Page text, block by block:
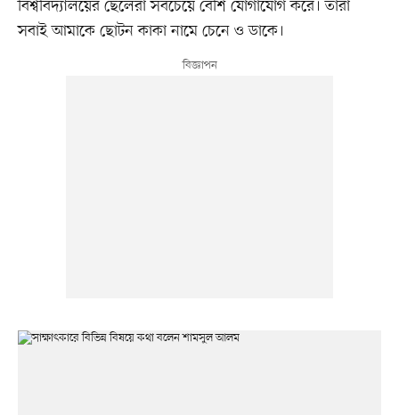
বিশ্ববিদ্যালয়ের ছেলেরা সবচেয়ে বেশি যোগাযোগ করে। তারা
সবাই আমাকে ছোটন কাকা নামে চেনে ও ডাকে।